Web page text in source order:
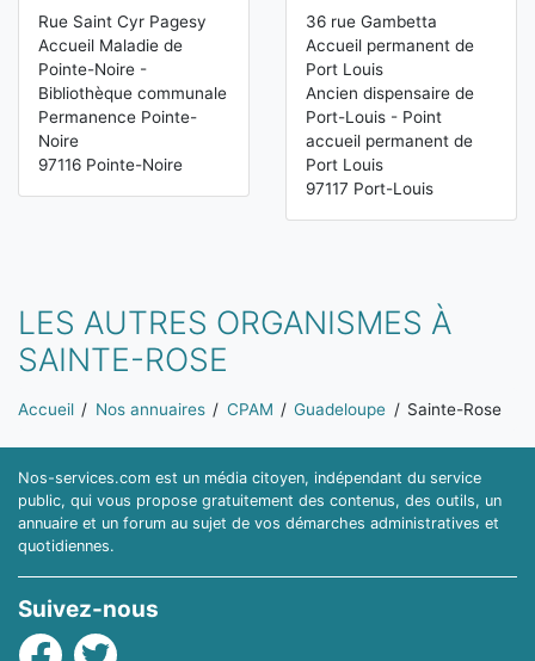
Rue Saint Cyr Pagesy
Accueil Maladie de
Pointe-Noire -
Bibliothèque communale
Permanence Pointe-
Noire
97116 Pointe-Noire
36 rue Gambetta
Accueil permanent de
Port Louis
Ancien dispensaire de
Port-Louis - Point
accueil permanent de
Port Louis
97117 Port-Louis
LES AUTRES ORGANISMES À
SAINTE-ROSE
Vous êtes ici:
Accueil Nos annuaires CPAM Guadeloupe Sainte-Rose
Nos-services.com est un média citoyen, indépendant du service
public, qui vous propose gratuitement des contenus, des outils, un
annuaire et un forum au sujet de vos démarches administratives et
quotidiennes.
Suivez-nous
Facebook
Twitter